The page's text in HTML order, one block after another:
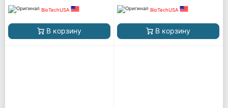
BioTechUSA
В корзину
BioTechUSA
В корзину